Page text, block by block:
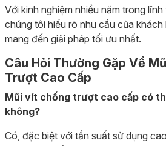
Với kinh nghiệm nhiều năm trong
chúng tôi hiểu rõ nhu cầu của
mang đến giải pháp tối ưu nhất.
Câu Hỏi Thường Gặp Về
Trượt Cao Cấp
Mũi vít chống trượt cao cấp có
không?
Có, đặc biệt với tần suất sử dụng